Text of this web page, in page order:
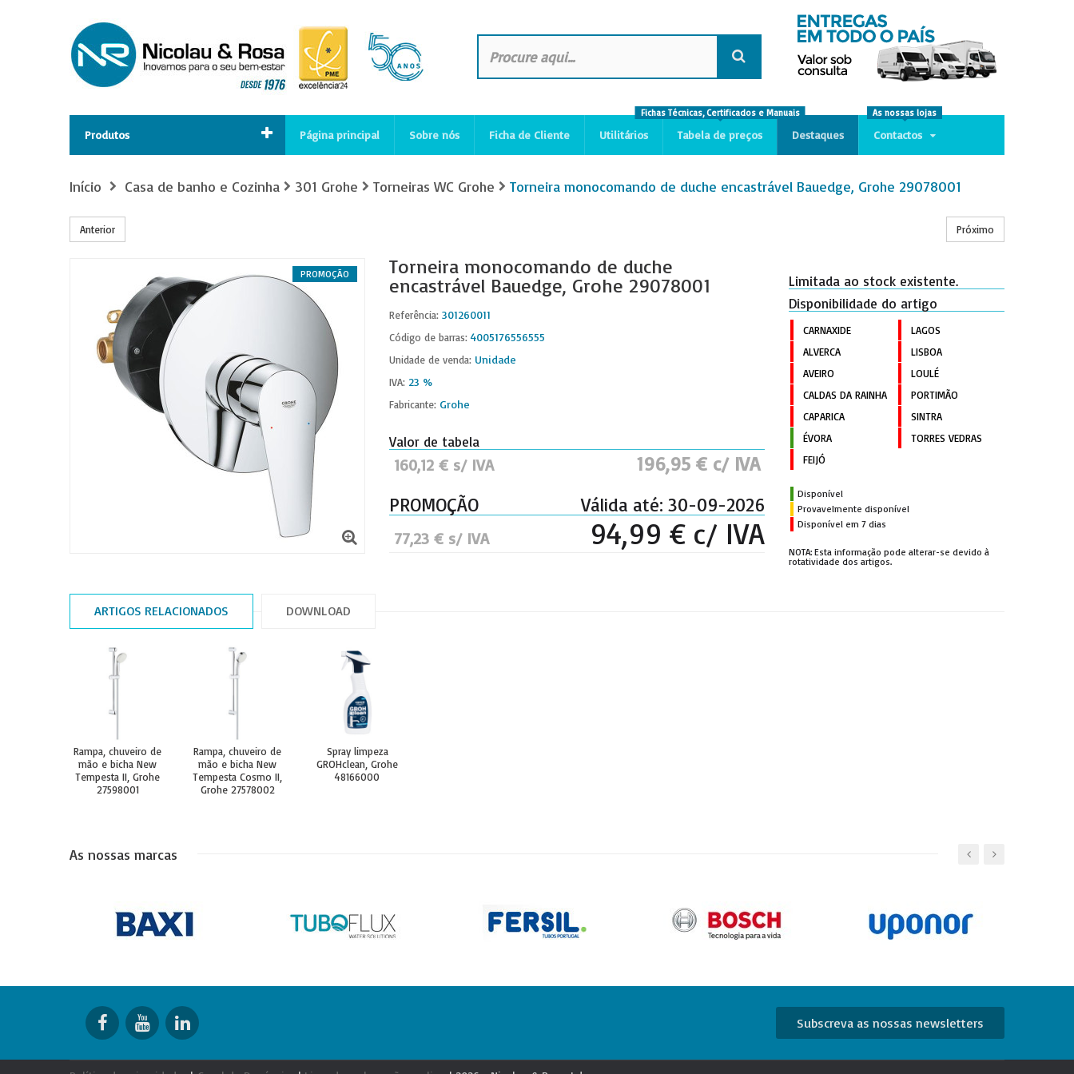
Produtos Página principal Sobre nós Ficha de Cliente Utilitários Tabela de preços
Fichas Técnicas, Certificados e Manuais
Destaques Contactos
As nossas lojas
Início Casa de banho e Cozinha 301 Grohe Torneiras WC Grohe Torneira monocomando de duche encastrável Bauedge, Grohe 29078001
Anterior Próximo
PROMOÇÃO
Torneira monocomando de duche
encastrável Bauedge, Grohe 29078001
Referência: 301260011
Código de barras: 4005176556555
Unidade de venda: Unidade
IVA: 23 %
Fabricante: Grohe
Valor de tabela
160,12 € s/ IVA 196,95 € c/ IVA
PROMOÇÃO Válida até: 30-09-2026
77,23 € s/ IVA 94,99 € c/ IVA
Limitada ao stock existente.
Disponibilidade do artigo
CARNAXIDE
ALVERCA
AVEIRO
CALDAS DA RAINHA
CAPARICA
ÉVORA
FEIJÓ
LAGOS
LISBOA
LOULÉ
PORTIMÃO
SINTRA
TORRES VEDRAS
Disponível
Provavelmente disponível
Disponível em 7 dias
NOTA: Esta informação pode alterar-se devido à
rotatividade dos artigos.
ARTIGOS RELACIONADOS DOWNLOAD
Rampa, chuveiro de
mão e bicha New
Tempesta II, Grohe
27598001
Rampa, chuveiro de
mão e bicha New
Tempesta Cosmo II,
Grohe 27578002
Spray limpeza
GROHclean, Grohe
48166000
As nossas marcas
Subscreva as nossas newsletters